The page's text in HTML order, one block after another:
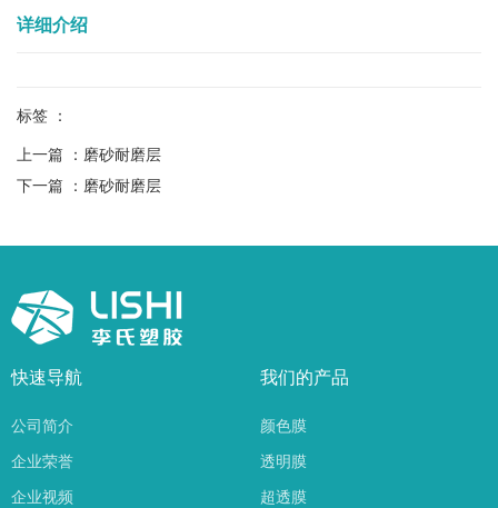
详细介绍
标签 ：
上一篇 ： 磨砂耐磨层
下一篇 ： 磨砂耐磨层
快速导航
公司简介
企业荣誉
企业视频
我们的产品
颜色膜
透明膜
超透膜